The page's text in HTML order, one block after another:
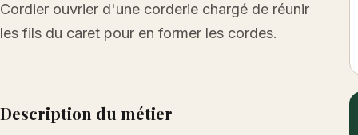
Cordier ouvrier d'une corderie chargé de réunir
les fils du caret pour en former les cordes.
Description du métier